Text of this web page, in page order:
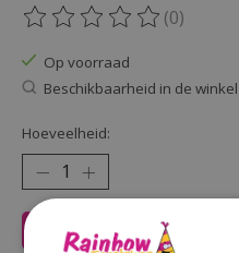
De beoordeling van dit
(0)
Op voorraad
Beschikbaarheid in de
Hoeveelheid:
Toevoegen